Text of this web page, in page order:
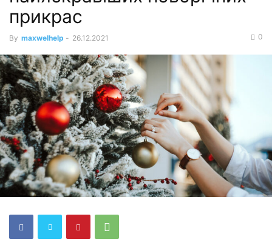
прикрас
By maxwelhelp - 26.12.2021 0